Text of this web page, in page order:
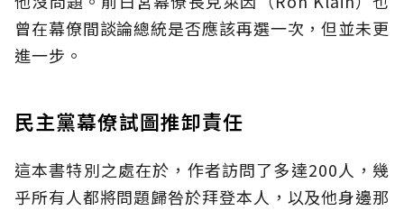
曾在幕僚間談論總統是否應該再選一次，但並未更
進一步。
民主黨幕僚試圖推卸責任
這本書特別之處在於，作者訪問了多達200人，幾
乎所有人都將問題歸咎於拜登本人，以及他身邊那